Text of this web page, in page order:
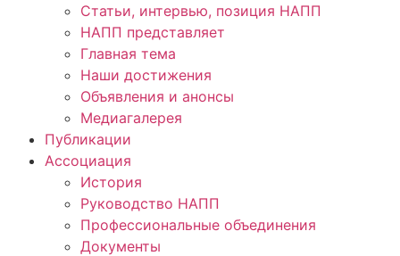
Статьи, интервью, позиция НАПП
НАПП представляет
Главная тема
Наши достижения
Объявления и анонсы
Медиагалерея
Публикации
Ассоциация
История
Руководство НАПП
Профессиональные объединения
Документы